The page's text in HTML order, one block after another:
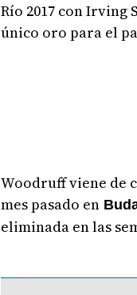
Río 2017 con Irving
único oro para el
Woodruff viene de
mes pasado en
eliminada en las